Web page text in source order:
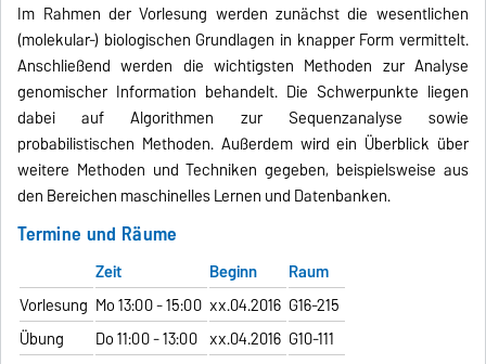
Im Rahmen der Vorlesung werden zunächst die wesentlichen
(molekular-) biologischen Grundlagen in knapper Form vermittelt.
Anschließend werden die wichtigsten Methoden zur Analyse
genomischer Information behandelt. Die Schwerpunkte liegen
dabei auf Algorithmen zur Sequenzanalyse sowie
probabilistischen Methoden. Außerdem wird ein Überblick über
weitere Methoden und Techniken gegeben, beispielsweise aus
den Bereichen maschinelles Lernen und Datenbanken.
Termine und Räume
Zeit Beginn
Raum
Vorlesung Mo 13:00 - 15:00 xx.04.2016 G16-215
Übung
Do 11:00 - 13:00 xx.04.2016 G10-111